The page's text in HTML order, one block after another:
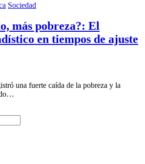
Sociedad
más pobreza?: El
en tiempos de ajuste
una fuerte caída de la pobreza y la